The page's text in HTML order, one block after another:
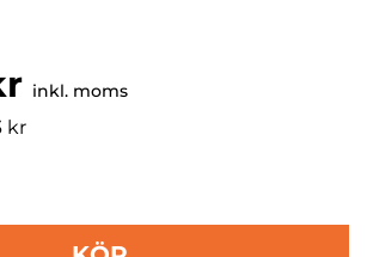
inkl. moms
kr